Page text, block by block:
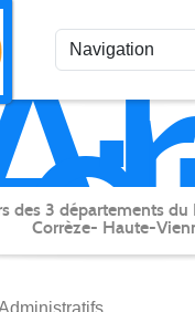
des 3 départements
Corrèze- Haute-
des cookies